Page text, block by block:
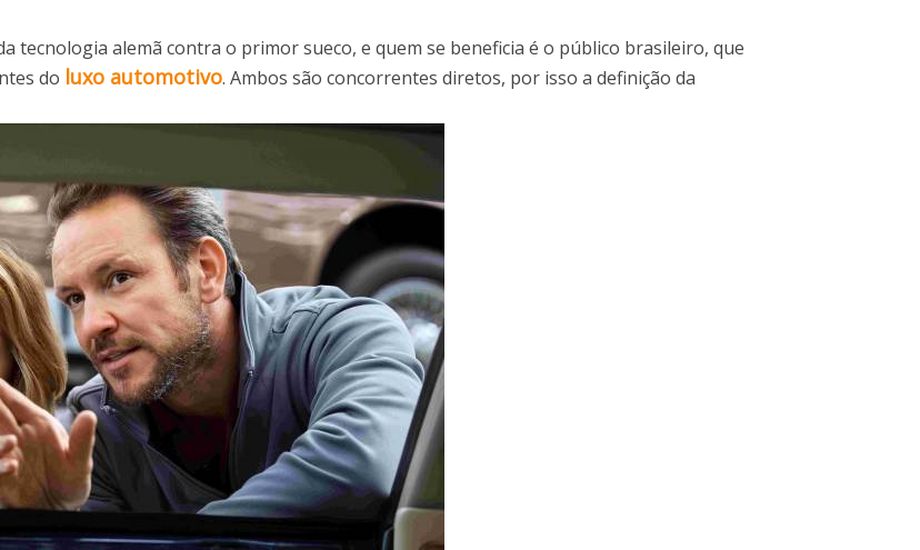
tecnologia alemã contra o primor sueco, e quem se beneficia é o público brasileiro, que
do luxo automotivo. Ambos são concorrentes diretos, por isso a definição da